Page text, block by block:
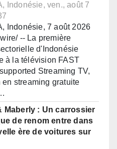
Indonésie, ven., août 7
Indonésie, 7 août 2026
-- La première
d'Indonésie
à la télévision FAST
Streaming TV,
streaming gratuite
Maberly : Un carrossier
de renom entre dans
ère de voitures sur